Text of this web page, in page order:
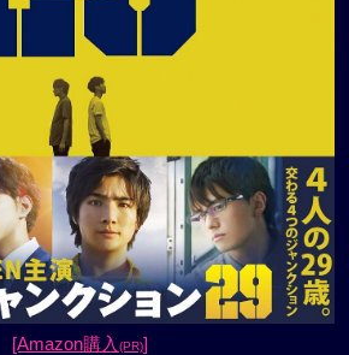
[Amazon購入 (PR)]